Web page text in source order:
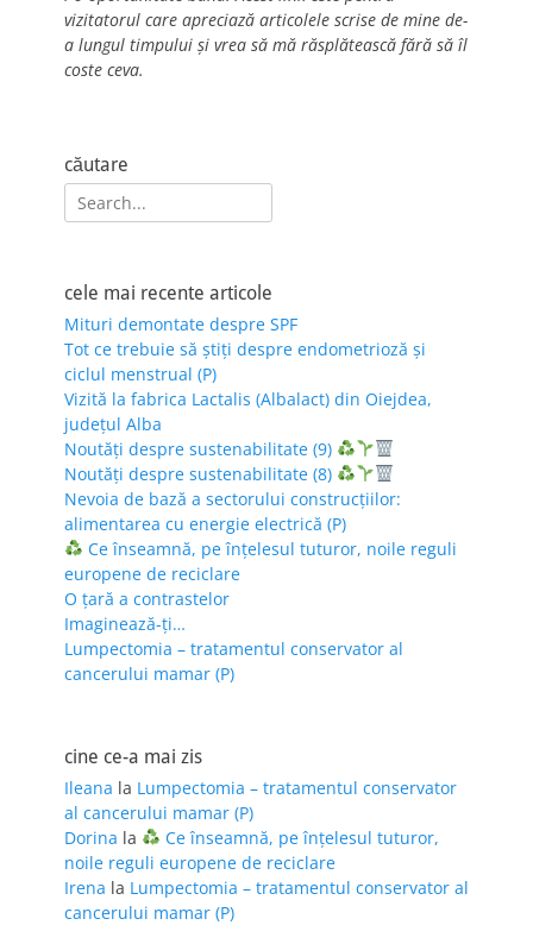
vizitatorul care apreciază articolele scrise de mine de-
a lungul timpului și vrea să mă răsplătească fără să îl
coste ceva.
căutare
Search
for:
cele mai recente articole
Mituri demontate despre SPF
Tot ce trebuie să știți despre endometrioză și
ciclul menstrual (P)
Vizită la fabrica Lactalis (Albalact) din Oiejdea,
județul Alba
Noutăți despre sustenabilitate (9)
Noutăți despre sustenabilitate (8)
Nevoia de bază a sectorului construcțiilor:
alimentarea cu energie electrică (P)
Ce înseamnă, pe înțelesul tuturor, noile reguli
europene de reciclare
O țară a contrastelor
Imaginează-ți…
Lumpectomia – tratamentul conservator al
cancerului mamar (P)
cine ce-a mai zis
Ileana la Lumpectomia – tratamentul conservator
al cancerului mamar (P)
Dorina la
Ce înseamnă, pe înțelesul tuturor,
noile reguli europene de reciclare
Irena la Lumpectomia – tratamentul conservator al
cancerului mamar (P)